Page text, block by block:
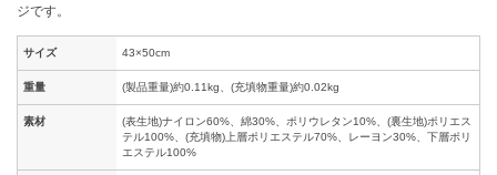
ジです。
サイズ 43×50cm
重量 (製品重量)約0.11kg、(充填物重量)約0.02kg
素材
(表生地)ナイロン60%、綿30%、ポリウレタン10%、(裏生地)ポリエス
テル100%、(充填物)上層ポリエステル70%、レーヨン30%、下層ポリ
エステル100%